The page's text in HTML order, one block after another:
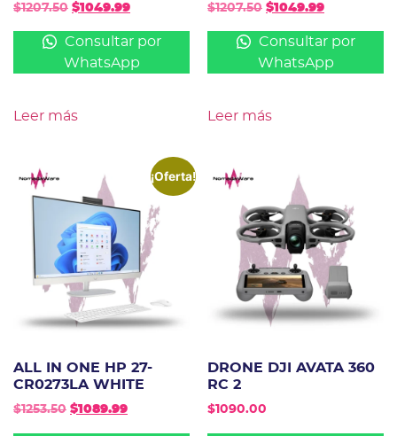
$1207.50 $1049.99
Consultar por
WhatsApp
Leer más
$1207.50 $1049.99
Consultar por
WhatsApp
Leer más
¡Oferta!
ALL IN ONE HP 27-
CR0273LA WHITE
$1253.50 $1089.99
DRONE DJI AVATA 360
RC 2
$1090.00